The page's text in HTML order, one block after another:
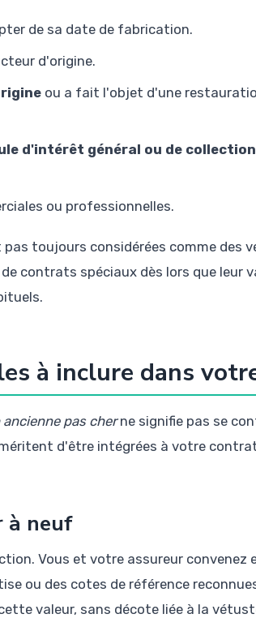
de sa date de fabrication.
d'origine.
ou a fait l'objet d'une
d'intérêt général ou de collection
ou professionnelles.
toujours considérées comme des
contrats spéciaux dès lors que leur
à inclure dans
pas cherne signifie pas se
d'être intégrées à votre
à neuf
Vous et votre assureur convenez
ou des cotes de référence
valeur, sans décote liée à la